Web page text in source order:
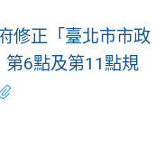
修正「臺北市市政
第6點及第11點規